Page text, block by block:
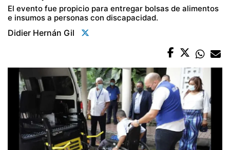
El evento fue propicio para entregar bolsas de alimentos
e insumos a personas con discapacidad.
Didier Hernán Gil